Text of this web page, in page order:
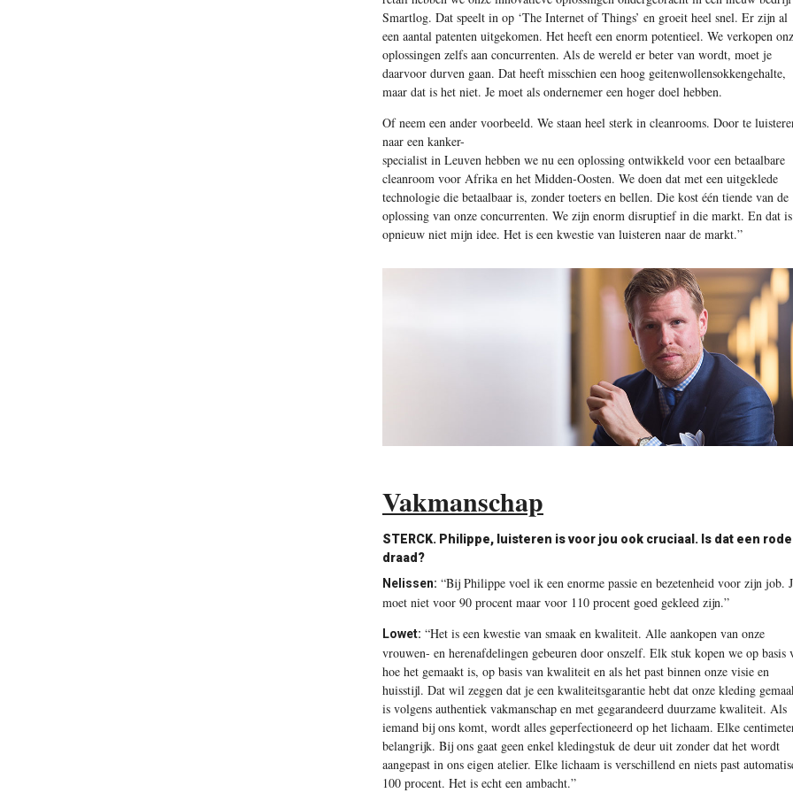
Smartlog. Dat speelt in op ‘The Internet of Things’ en groeit heel snel. Er zijn al
een aantal patenten uitgekomen. Het heeft een enorm potentieel. We verkopen
oplossingen zelfs aan concurrenten. Als de wereld er beter van wordt, moet je
daarvoor durven gaan. Dat heeft misschien een hoog geitenwollensokkengehalte,
maar dat is het niet. Je moet als ondernemer een hoger doel hebben.
Of neem een ander voorbeeld. We staan heel sterk in cleanrooms. Door te
naar een kanker-
specialist in Leuven hebben we nu een oplossing ontwikkeld voor een betaalbare
cleanroom voor Afrika en het Midden-Oosten. We doen dat met een uitgeklede
technologie die betaalbaar is, zonder toeters en bellen. Die kost één tiende van de
oplossing van onze concurrenten. We zijn enorm disruptief in die markt. En dat is
opnieuw niet mijn idee. Het is een kwestie van luisteren naar de markt.”
Vakmanschap
STERCK. Philippe, luisteren is voor jou ook cruciaal. Is dat een rode
draad?
Nelissen: “Bij Philippe voel ik een enorme passie en bezetenheid voor zijn job.
moet niet voor 90 procent maar voor 110 procent goed gekleed zijn.”
Lowet: “Het is een kwestie van smaak en kwaliteit. Alle aankopen van onze
vrouwen- en herenafdelingen gebeuren door onszelf. Elk stuk kopen we op basis
hoe het gemaakt is, op basis van kwaliteit en als het past binnen onze visie en
huisstijl. Dat wil zeggen dat je een kwaliteitsgarantie hebt dat onze kleding
is volgens authentiek vakmanschap en met gegarandeerd duurzame kwaliteit. Als
iemand bij ons komt, wordt alles geperfectioneerd op het lichaam. Elke
belangrijk. Bij ons gaat geen enkel kledingstuk de deur uit zonder dat het wordt
aangepast in ons eigen atelier. Elke lichaam is verschillend en niets past
100 procent. Het is echt een ambacht.”